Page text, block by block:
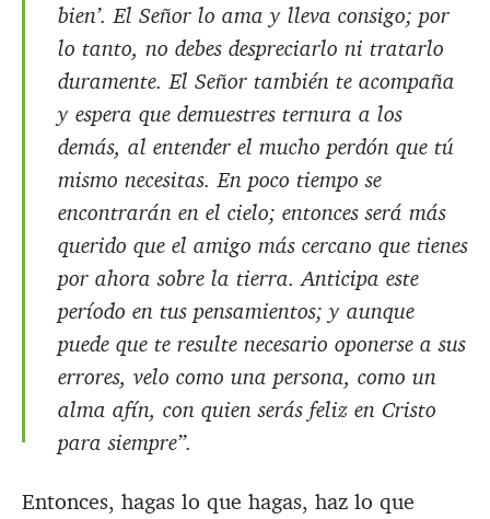
bien’. El Señor lo ama y lleva consigo; por
lo tanto, no debes despreciarlo ni tratarlo
duramente. El Señor también te acompaña
y espera que demuestres ternura a los
demás, al entender el mucho perdón que tú
mismo necesitas. En poco tiempo se
encontrarán en el cielo; entonces será más
querido que el amigo más cercano que tienes
por ahora sobre la tierra. Anticipa este
período en tus pensamientos; y aunque
puede que te resulte necesario oponerse a sus
errores, velo como una persona, como un
alma afín, con quien serás feliz en Cristo
para siempre”.
Entonces, hagas lo que hagas, haz lo que